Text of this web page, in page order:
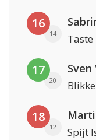
16
14 Taste
17
20
18
12 Spijt